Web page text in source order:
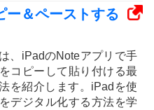
ー＆ペーストする
、iPadのNoteアプリで手
コピーして貼り付ける最
を紹介します。iPadを使
デジタル化する方法を学